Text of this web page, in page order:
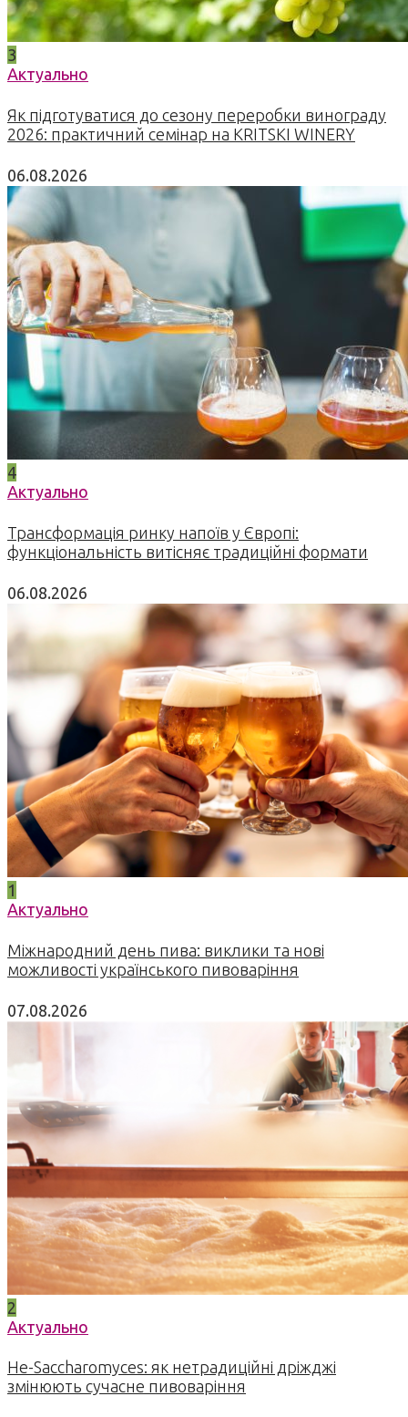
3
Актуально
Як підготуватися до сезону переробки винограду
2026: практичний семінар на KRITSKI WINERY
06.08.2026
4
Актуально
Трансформація ринку напоїв у Європі:
функціональність витісняє традиційні формати
06.08.2026
1
Актуально
Міжнародний день пива: виклики та нові
можливості українського пивоваріння
07.08.2026
2
Актуально
Не-Saccharomyces: як нетрадиційні дріжджі
змінюють сучасне пивоваріння